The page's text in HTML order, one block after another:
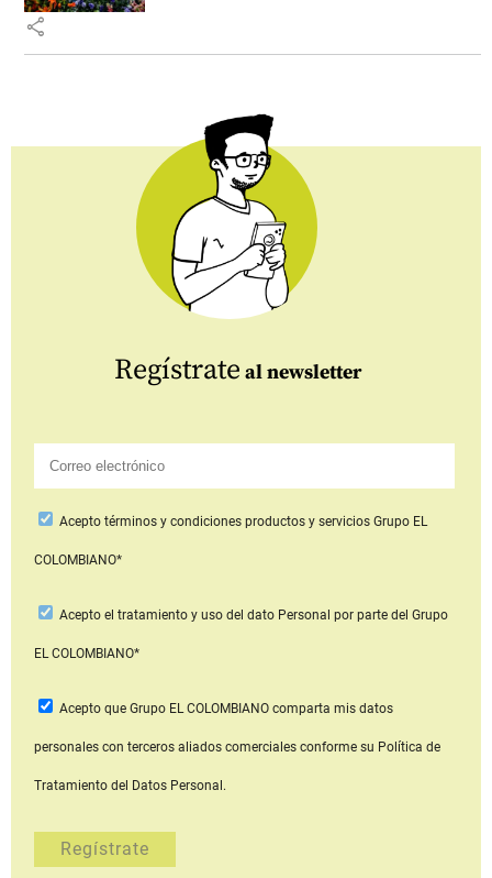
share
Regístrate al newsletter
Aceptotérminos y condiciones productos y serviciosGrupo EL
COLOMBIANO*
Acepto el tratamiento y uso del dato Personal por parte del Grupo
EL COLOMBIANO*
Acepto que Grupo EL COLOMBIANOcomparta mis datos
personales con terceros aliados comerciales conforme su Política de
Tratamiento del Datos Personal.